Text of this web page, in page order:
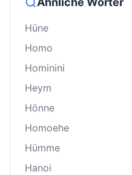
Hüne
Homo
Hominini
Heym
Hönne
Homoehe
Hümme
Hanoi